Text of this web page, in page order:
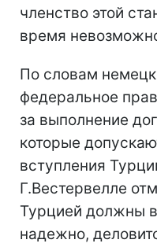
членство этой
время
По словам
федеральное
за выполнение
которые
вступления
Г.Вестервелле
Турцией должны
надежно,